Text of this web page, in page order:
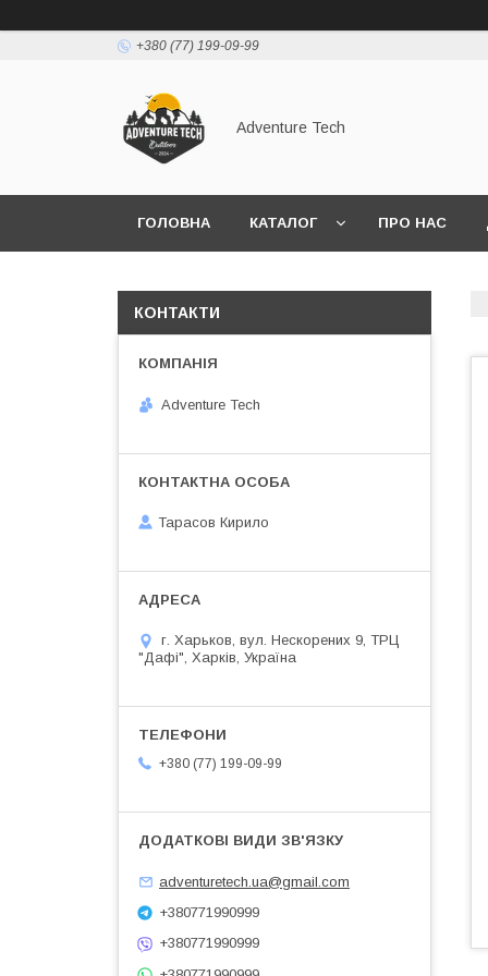
+380 (77) 199-09-99
Adventure Tech
ГОЛОВНА КАТАЛОГ ПРО НАС
КОНТАКТИ
Adventure Tech
Тарасов Кирило
г. Харьков, вул. Нескорених 9, ТРЦ
"Дафі", Харків, Україна
+380 (77) 199-09-99
adventuretech.ua@gmail.com
+380771990999
+380771990999